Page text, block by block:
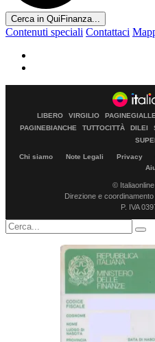
Cerca in QuiFinanza...
Contenuti speciali Contattaci
LIBERO VIRGILIO PAGINEGIALLE
PAGINEBIANCHE
TUTTOCITTÀ DILEI
Chi siamo Note Legali Privacy
©
Direzione e coordinamento
P. IVA